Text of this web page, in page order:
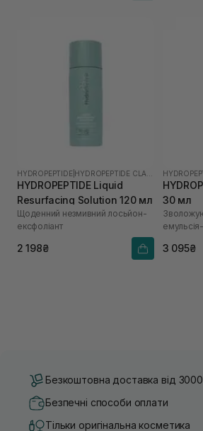
HYDROPEPTIDE
HYDROPEPTIDE Liquid
Resurfacing Solution 120 мл
Щоденний незмивний лосьйон-
ексфоліант
2 198₴
30 мл
3 095₴
Безкоштовна доставка від
Безпечні способи оплати
Тільки оригінальна косметика